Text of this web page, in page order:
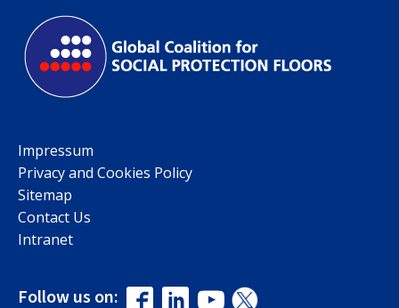
Impressum
Privacy and Cookies Policy
Sitemap
Contact Us
Intranet
Follow us on: